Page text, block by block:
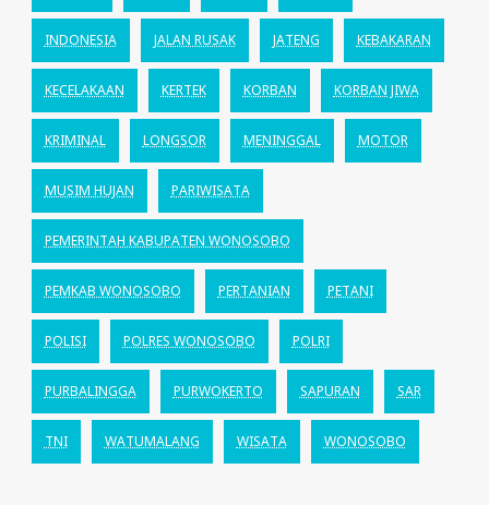
INDONESIA JALAN RUSAK JATENG KEBAKARAN
KECELAKAAN KERTEK KORBAN KORBAN JIWA
KRIMINAL LONGSOR MENINGGAL MOTOR
MUSIM HUJAN PARIWISATA
PEMERINTAH KABUPATEN WONOSOBO
PEMKAB WONOSOBO PERTANIAN PETANI
POLISI POLRES WONOSOBO POLRI
PURBALINGGA PURWOKERTO SAPURAN SAR
TNI WATUMALANG WISATA WONOSOBO